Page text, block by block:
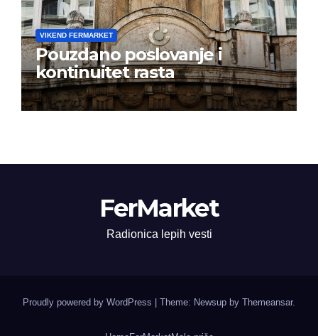
VIKEND FERMARKET
Pouzdano poslovanje i
kontinuitet rasta
FerMarket
Radionica lepih vesti
Proudly powered by WordPress Theme: Newsup by Themeansar.